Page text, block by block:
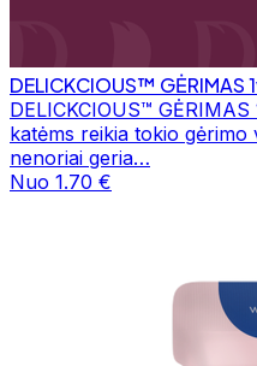
DELICKCIOUS™
DELICKCIOUS™
katėms reikia tokio gėrimo
nenoriai geria…
Nuo 1.70 €